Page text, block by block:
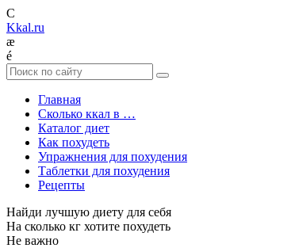
C
Kkal.ru
æ
é
Главная
Сколько ккал в …
Каталог диет
Как похудеть
Упражнения для похудения
Таблетки для похудения
Рецепты
Найди лучшую диету для себя
На сколько кг хотите похудеть
Не важно